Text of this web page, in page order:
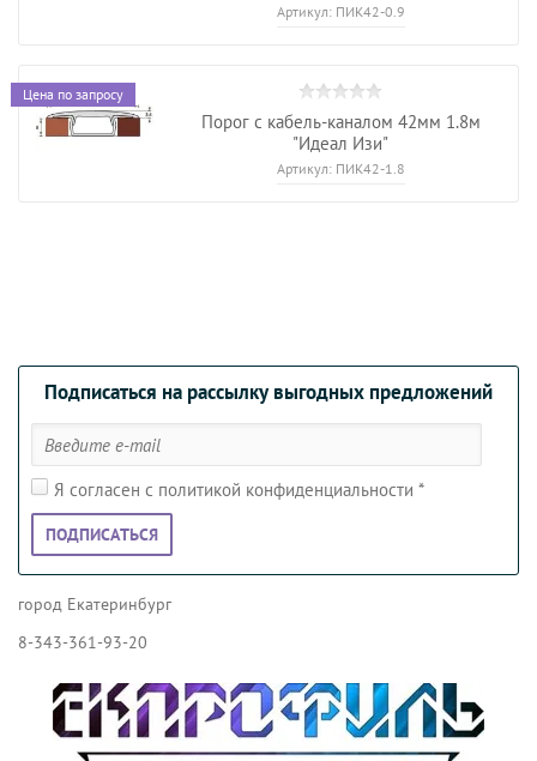
Артикул:ПИК42-0.9
Цена по запросу
Порог с кабель-каналом 42мм 1.8м
"Идеал Изи"
Артикул:ПИК42-1.8
Подписаться на рассылку выгодных предложений
Я согласен с политикой конфиденциальности *
ПОДПИСАТЬСЯ
город Екатеринбург
8-343-361-93-20